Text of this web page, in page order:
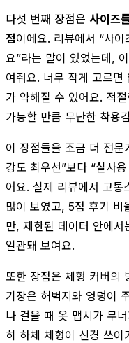
다섯 번째 장점은 사이즈
점이에요. 리뷰에서 “사
요”라는 말이 있었는데,
여줘요. 너무 작게 고르
가 약해질 수 있어요. 적
가능할 만큼 무난한 착용
이 장점들을 조금 더 전문
강도 최우선”보다 “실사
어요. 실제 리뷰에서 고통
많이 보였고, 5점 후기 비
만, 제한된 데이터 안에
일관돼 보여요.
또한 장점은 체형 커버의
기장은 허벅지와 엉덩이
나 걸을 때 옷 맵시가 무
히 하체 체형이 신경 쓰이